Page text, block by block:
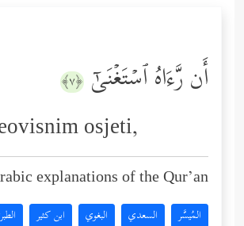
أَن رَّءَاهُ ٱسۡتَغۡنَىٰۤ ﴿٧﴾
osjeti,
explanations of the Qur’an:
المُيسَّر السعدي البغوي ابن كثير